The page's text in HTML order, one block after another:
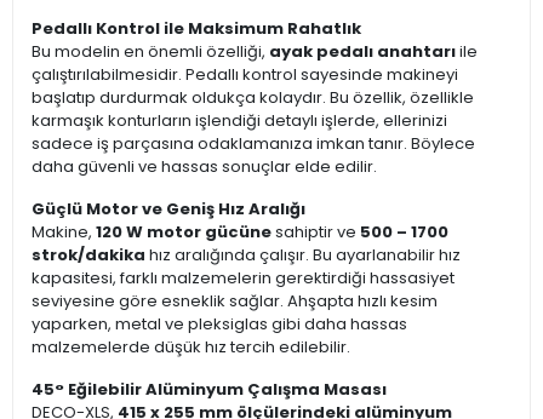
Pedallı Kontrol ile Maksimum Rahatlık
Bu modelin en önemli özelliği, ayak pedalı anahtarıile
çalıştırılabilmesidir. Pedallı kontrol sayesinde makineyi
başlatıp durdurmak oldukça kolaydır. Bu özellik, özellikle
karmaşık konturların işlendiği detaylı işlerde, ellerinizi
sadece iş parçasına odaklamanıza imkan tanır. Böylece
daha güvenli ve hassas sonuçlar elde edilir.
Güçlü Motor ve Geniş Hız Aralığı
Makine, 120 W motor gücünesahiptir ve 500 – 1700
strok/dakika hız aralığında çalışır. Bu ayarlanabilir hız
kapasitesi, farklı malzemelerin gerektirdiği hassasiyet
seviyesine göre esneklik sağlar. Ahşapta hızlı kesim
yaparken, metal ve pleksiglas gibi daha hassas
malzemelerde düşük hız tercih edilebilir.
45° Eğilebilir Alüminyum Çalışma Masası
DECO-XLS, 415 x 255 mm ölçülerindeki alüminyum